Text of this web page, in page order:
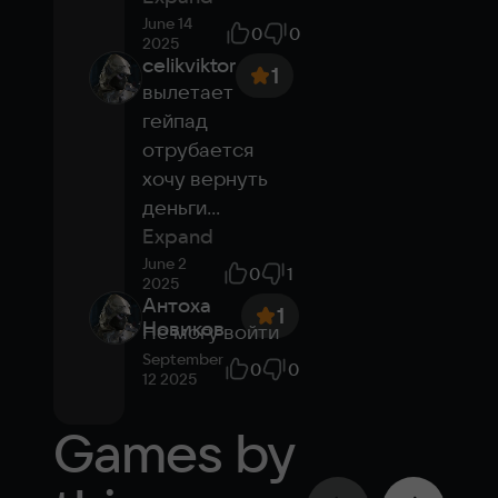
June 14
2025
0 0
celikviktor 1
вылетает
гейпад
отрубается
хочу вернуть
деньги...
Expand
June 2
2025
0 1
Антоха
Новиков
1
Не могу войти
September
12 2025
0 0
Games by